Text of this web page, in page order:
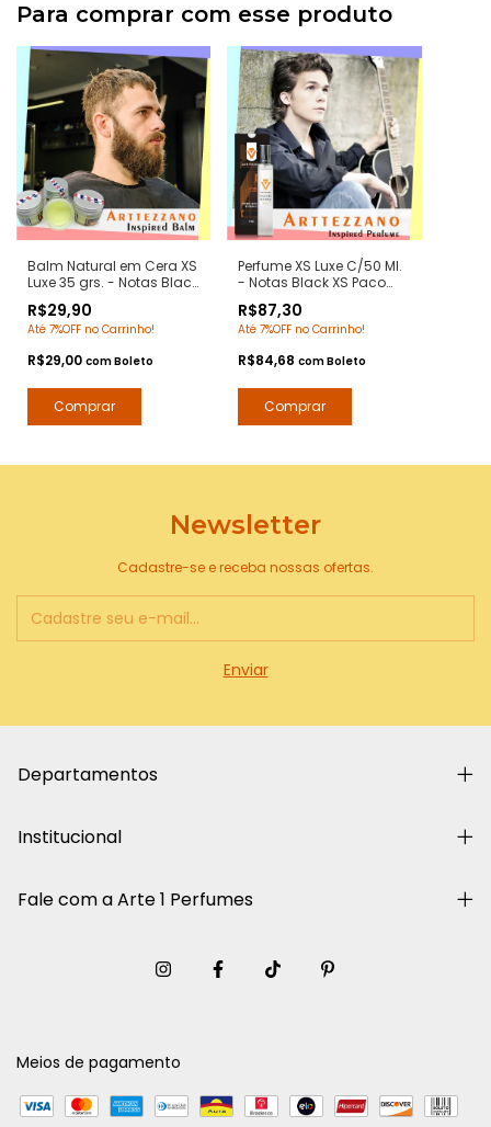
Para comprar com esse produto
Balm Natural em Cera XS
Luxe 35 grs. - Notas Black
Pomada Modeladora
Anti Frizz para Barba e
R$29,90
Até 7%OFF no Carrinho!
R$29,00 comBoleto
Perfume XS Luxe C/50 Ml.
- Notas Black XS Paco
Premium - Arte 1 Perfumes
R$87,30
Até 7%OFF no Carrinho!
R$84,68comBoleto
Newsletter
Cadastre-se e receba nossas ofertas.
Departamentos
Institucional
Fale com a Arte 1 Perfumes
Meios de pagamento